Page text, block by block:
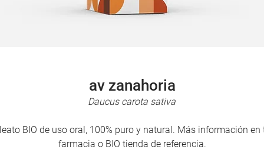
av zanahoria
Daucus carota sativa
BIO de uso oral, 100% puro y natural. Más información en
farmacia o BIO tienda de referencia.